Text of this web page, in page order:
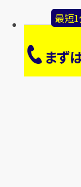
最短1
まず